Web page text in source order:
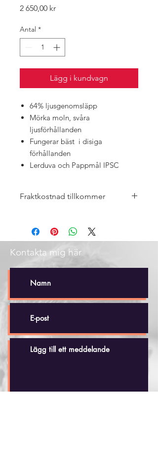
2 650,00 krPris
Antal *
Lägg i kundvagn
64% ljusgenomsläpp
Mörka moln, svåra
ljusförhållanden
Fungerar bäst i disiga
förhållanden
Lerduva och Pappmål IPSC
Fraktkostnad tillkommer
Kontakta mig här